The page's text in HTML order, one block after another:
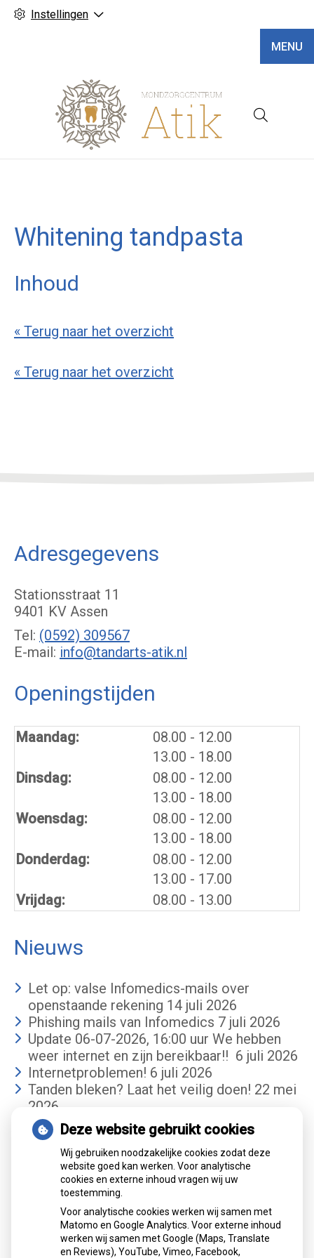
Instellingen
MENU
Whitening tandpasta
Inhoud
« Terug naar het overzicht
« Terug naar het overzicht
Adresgegevens
Stationsstraat 11
9401 KV Assen
Tel: (0592) 309567
E-mail: info@tandarts-atik.nl
Openingstijden
Maandag: 08.00 tot
- 12.00
13.00 tot
- 18.00
Dinsdag:
08.00 tot
- 12.00
13.00 tot
- 18.00
Woensdag:
08.00 tot
- 12.00
13.00 tot
- 18.00
Donderdag:
08.00 tot
- 12.00
13.00 tot
- 17.00
Vrijdag:
08.00 - 13.00
Nieuws
Let op: valse Infomedics-mails over
openstaande rekening 14 juli 2026
Phishing mails van Infomedics 7 juli 2026
Update 06-07-2026, 16:00 uur We hebben
weer internet en zijn bereikbaar!! 6 juli 2026
Internetproblemen! 6 juli 2026
Tanden bleken? Laat het veilig doen! 22 mei
2026
Gemiddelde cijfer
Mondzorgcentrumis gewaardeerd op
Deze website gebruikt cookies
Wij gebruiken noodzakelijke cookies zodat deze
website goed kan werken. Voor analytische
cookies en externe inhoud vragen wij uw
toestemming.
Voor analytische cookies werken wij samen met
Matomo en Google Analytics. Voor externe inhoud
werken wij samen met Google (Maps, Translate
en Reviews), YouTube, Vimeo, Facebook,